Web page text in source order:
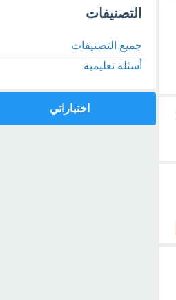
التصنيفات
جميع التصنيفات
أسئلة تعليمية
اختباراتي